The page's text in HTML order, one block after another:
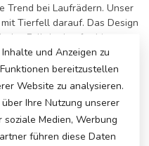
Trend bei Laufrädern. Unser
Tierfell darauf. Das Design
das Fell der Laufradtiere
in die Wäsche werfen und
setzen können.
in wenigen Minuten
erledigt und
Ihrem Kind.
und Anzeigen zu
bereitzustellen
Website zu analysieren.
Ihre Nutzung unserer
Medien, Werbung
führen diese Daten